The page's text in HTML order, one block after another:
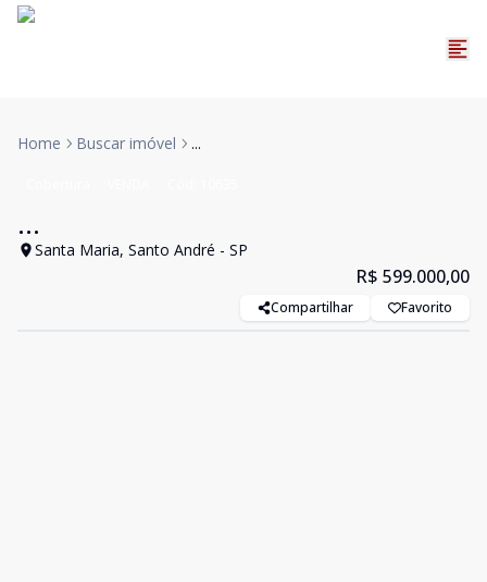
Home Buscar imóvel ...
...
Santa Maria, Santo André - SP
R$ 599.000,00
Compartilhar Favorito